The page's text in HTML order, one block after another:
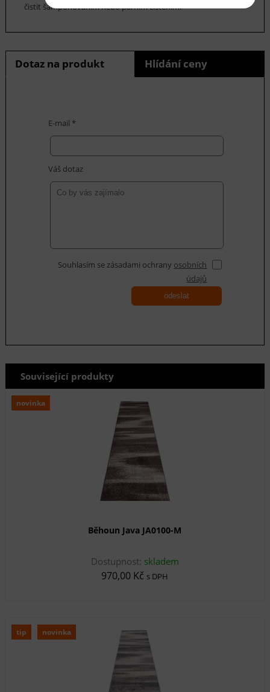
čistit šamponováním nebo parním čištěním.
Dotaz na produkt Hlídání ceny
E-mail *
Váš dotaz
Souhlasím se zásadami ochrany osobních
údajů
odeslat
Související produkty
novinka
Běhoun Java JA0100-M
Dostupnost: skladem
970,00 Kč s DPH
tip novinka